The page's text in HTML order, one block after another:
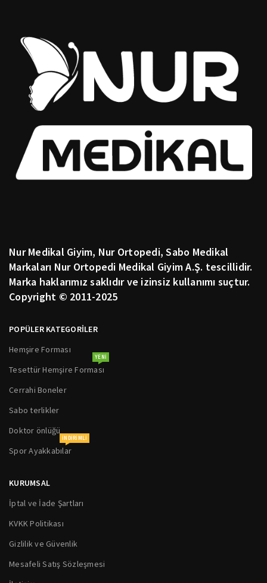
Nur Medikal Giyim, Nur Ortopedi, Sabo Medikal
Markaları Nur Ortopedi Medikal Giyim A.Ş. tescillidir.
Marka haklarımız saklıdır ve izinsiz kullanımı suçtur.
Copyright © 2011-2025
POPÜLER KATEGORİLER
Hemşire Forması
Tesettür Hemşire Forması
YENI
Cerrahi Boneler
Sabo terlikler
Doktor önlüğü
Spor Ayakkabılar
INDIRIMLI
KURUMSAL
İptal ve İade Şartları
KVKK Politikası
Gizlilik ve Güvenlik
Mesafeli Satış Sözleşmesi